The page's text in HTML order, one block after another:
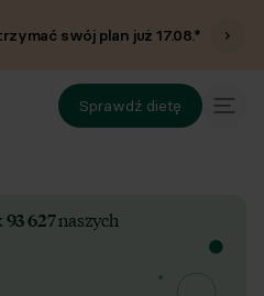
swój plan już17.08.*
Sprawdź dietę
93 627naszych